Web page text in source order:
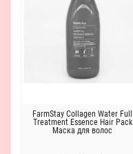
FarmStay Collagen Water Full
Treatment Essence Hair Pack
Маска для волос